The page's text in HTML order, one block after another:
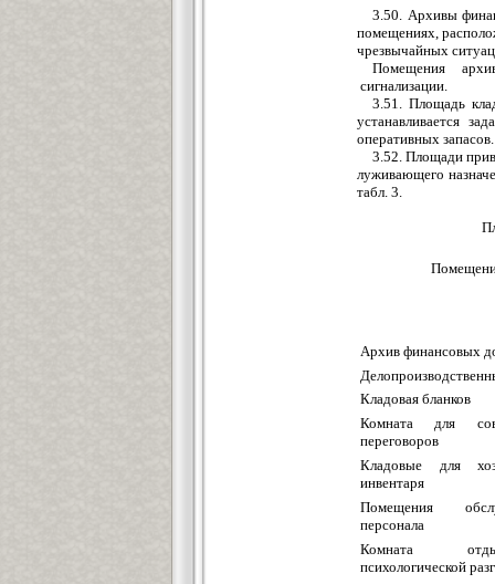
3.50. Архивы
помещениях,
чрезвычайных
Помещения
сигнализации.
3 .51. Площадь
устанавливается
оперативных запасов.
3.52. Площади
луживающего
табл . 3.
Архив финансовых
Дел
Кладовая бланков
Комната для
переговоров
Кладовые для
инвентаря
Помещения
персонала
Комната
психологической раз